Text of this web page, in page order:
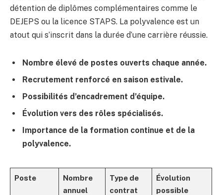
détention de diplômes complémentaires comme le
DEJEPS ou la licence STAPS. La polyvalence est un
atout qui s’inscrit dans la durée d’une carrière réussie.
Nombre élevé de postes ouverts chaque année.
Recrutement renforcé en saison estivale.
Possibilités d’encadrement d’équipe.
Évolution vers des rôles spécialisés.
Importance de la formation continue et de la
polyvalence.
Poste
Nombre
annuel
Type de
contrat
Évolution
possible